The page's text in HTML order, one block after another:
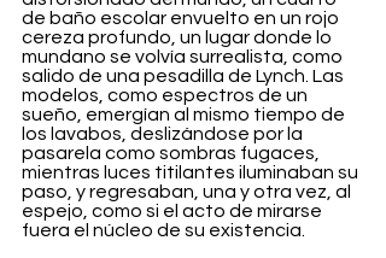
de baño escolar envuelto en un rojo
cereza profundo, un lugar donde lo
mundano se volvía surrealista, como
salido de una pesadilla de Lynch. Las
modelos, como espectros de un
sueño, emergían al mismo tiempo de
los lavabos, deslizándose por la
pasarela como sombras fugaces,
mientras luces titilantes iluminaban su
paso, y regresaban, una y otra vez, al
espejo, como si el acto de mirarse
fuera el núcleo de su existencia.